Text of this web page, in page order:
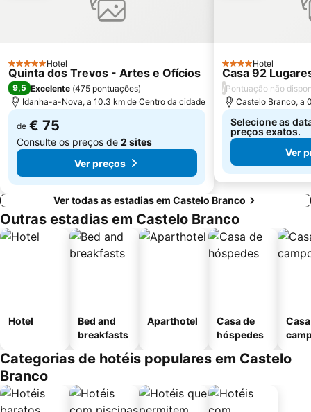
5 EstrelasHotel
Quinta dos Trevos - Artes e Ofícios
9,5 Excelente (475 pontuações)
Idanha-a-Nova, a 10.3 km de Centro da cidade
de € 75
Consulte os preços de 2 sites
Ver preços
4 Estrelas
Hotel
Casa 92
/Pontuação não
Castelo Branco, a
Selecione as
preços exatos.
Ver
Ver todas as estadias em Castelo Branco
Outras estadias em Castelo Branco
Hotel
Bed and
breakfasts
Aparthotel
Casa de
hóspedes
Categorias de hotéis populares em Castelo
Branco